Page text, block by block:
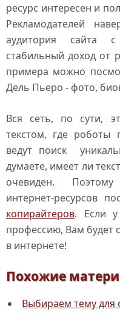
ресурс интересен и
Рекламодателей
аудитория сайта
стабильный доход от
примера можно
Дель Пьеро - фото,
Вся сеть, по сути,
текстом, где роботы
ведут поиск
думаете, имеет ли
очевиден.
интернет-ресурсов
копирайтеров. Если у
профессию, Вам будет
в интернете!
Похожие
Выбираем тему для